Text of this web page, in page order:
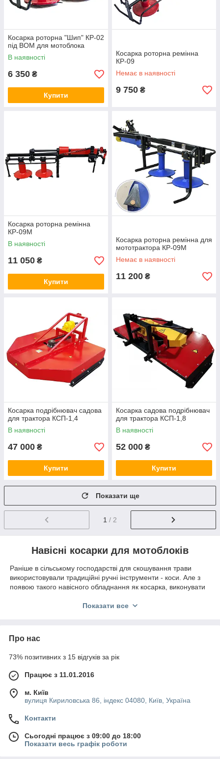
Косарка роторна "Шип" КР-02
під ВОМ для мотоблока
В наявності
6 350 ₴
Купити
Косарка роторна ремінна
КР-09
Немає в наявності
9 750 ₴
Косарка роторна ремінна
КР-09М
В наявності
11 050 ₴
Купити
Косарка роторна ремінна для
мототрактора КР-09М
Немає в наявності
11 200 ₴
Косарка подрібнювач садова
для трактора КСП-1,4
В наявності
47 000 ₴
Купити
Косарка садова подрібнювач
для трактора КСП-1,8
В наявності
52 000 ₴
Купити
Показати ще
1 / 2
Навісні косарки для мотоблоків
Раніше в сільському господарстві для скошування трави
використовували традиційні ручні інструменти - коси. Але з
появою такого навісного обладнання як косарка, виконувати
ділянок створили роторні косарки, які представляють собою
руху скошується трава і дрібний чагарник.
від заростей трави на полі і заготовити на зиму корм для
скошувати зернові культури. Дають можливість косити на
косарка ніколи не забивається і їй не страшні мурашники, які
трапляються в траві.
Замовити косарку для мотоблока в інтернет-
Вибираючи косарку потрібно орієнтуватися на такі
характеристики: сумісність з мотоблоком; ширина захвату,
Показати все
Про нас
73% позитивних з 15 відгуків за рік
Працює з 11.01.2016
м. Київ
вулиця Кириловська 86, індекс 04080, Київ, Україна
Контакти
Сьогодні працює з 09:00 до 18:00
Показати весь графік роботи